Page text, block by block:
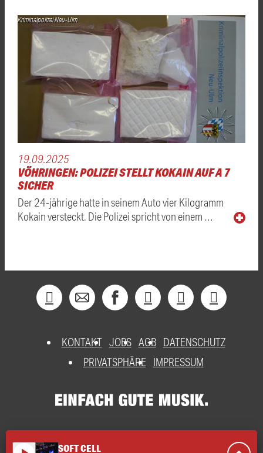
Kriminalpolizei Neu-Ulm
19.09.2025
VÖHRINGEN: POLIZEI STELLT KOKAIN AUF A 7
SICHER
Der 24-jährige hatte in seinem Auto vier Kilogramm
Kokain versteckt. Die Polizei spricht von einem …
KONTAKT JOBS AGB DATENSCHUTZ
PRIVATSPHÄRE
IMPRESSUM
SOFT CELL